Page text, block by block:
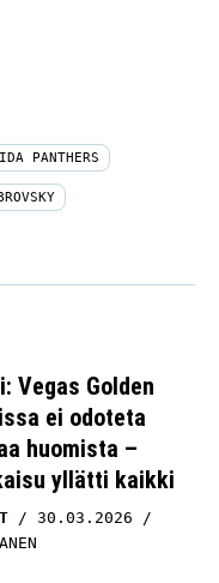
PANTHERS
Vegas Golden
ei odoteta
huomista –
yllätti kaikki
30.03.2026